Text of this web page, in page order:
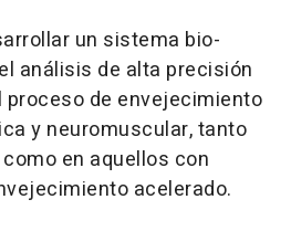
un sistema bio-
análisis de alta precisión
de envejecimiento
y neuromuscular, tanto
en aquellos con
acelerado.